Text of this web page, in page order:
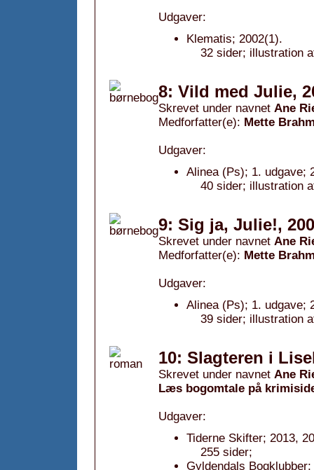
Udgaver:
Klematis; 2002(1).
32 sider; illustration
8: Vild med Julie,
Skrevet under navnet Ane
Medforfatter(e): Mette
Udgaver:
Alinea (Ps); 1. udgave;
40 sider; illustration
9: Sig ja, Julie!,
Skrevet under navnet Ane
Medforfatter(e): Mette
Udgaver:
Alinea (Ps); 1. udgave;
39 sider; illustration
10: Slagteren i
Skrevet under navnet Ane
Læs bogomtale på
Udgaver:
Tiderne Skifter; 2013,
255 sider;
Gyldendals